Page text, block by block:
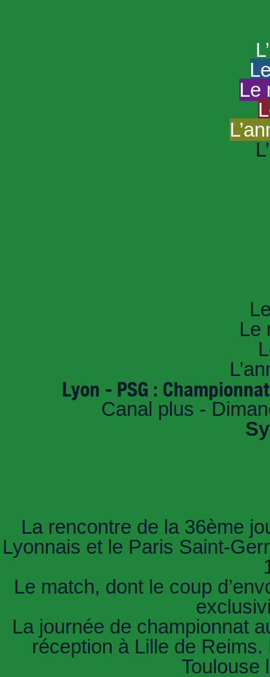
Le
Le
Lyon - PSG :
Canal plus -
La rencontre de la 36ème
Lyonnais et le Paris Saint-
Le match, dont le coup
La journée de championnat
réception à Lille de
Toulouse